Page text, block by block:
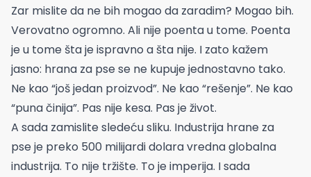
Zar mislite da ne bih mogao da zaradim? Mogao bih.
Verovatno ogromno. Ali nije poenta u tome. Poenta
je u tome šta je ispravno a šta nije. I zato kažem
jasno: hrana za pse se ne kupuje jednostavno tako.
Ne kao “još jedan proizvod”. Ne kao “rešenje”. Ne kao
“puna činija”. Pas nije kesa. Pas je život.
A sada zamislite sledeću sliku. Industrija hrane za
pse je preko 500 milijardi dolara vredna globalna
industrija. To nije tržište. To je imperija. I sada